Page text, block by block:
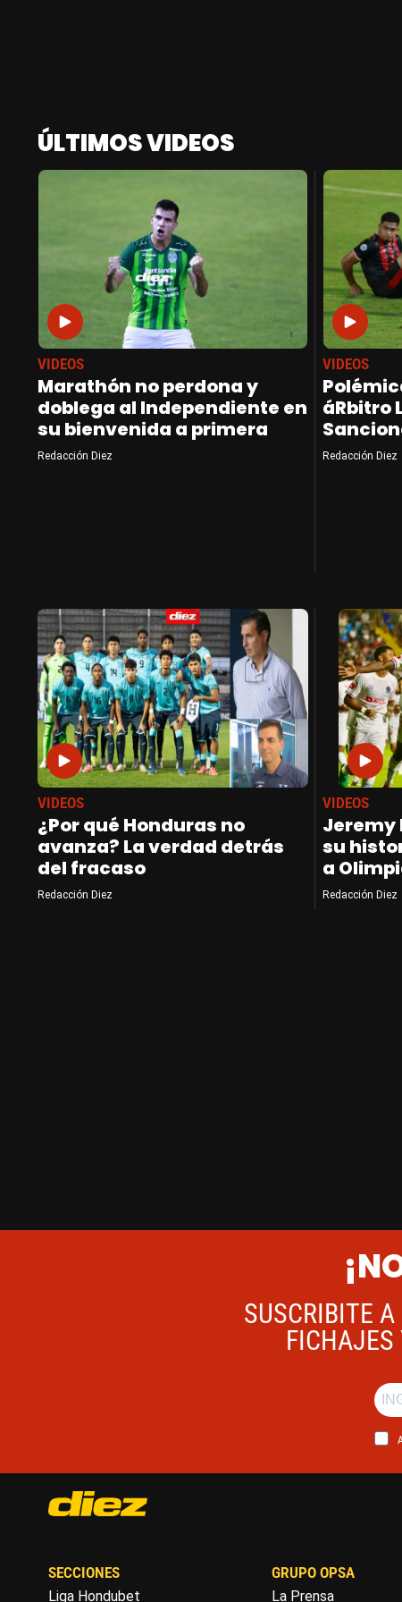
ÚLTIMOS VIDEOS
VIDEOS
Marathón no perdona y
doblega al Independiente en
su bienvenida a primera
Redacción Diez
VIDEOS
áRbitro
Redacción Diez
VIDEOS
¿Por qué Honduras no
avanza? La verdad detrás
del fracaso
Redacción Diez
VIDEOS
Jeremy
su
a
Redacción Diez
SUSCRIBITE A
FICHAJES
SECCIONES
Liga Hondubet
GRUPO OPSA
La Prensa